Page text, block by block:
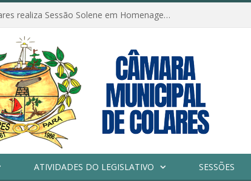
Câmara Municipal de Colares realiza Sessão Solene em Homenagem ao Dia das Mães
ATIVIDADES DO LEGISLATIVO SESSÕES